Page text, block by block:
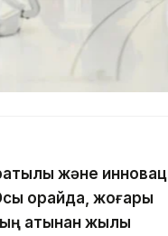
және
орайда, жоғары
атынан жылы